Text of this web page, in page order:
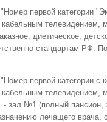
первой категории
телевидением,
диетическое,
стандартам РФ.
первой категории
телевидением,
зал №1 (полный пансион,
лечащего